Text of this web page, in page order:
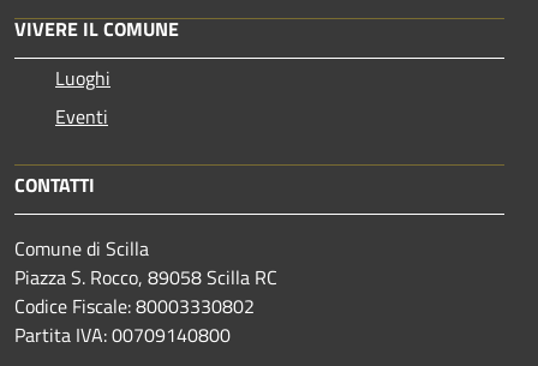
VIVERE IL COMUNE
Luoghi
Eventi
CONTATTI
Comune di Scilla
Piazza S. Rocco, 89058 Scilla RC
Codice Fiscale: 80003330802
Partita IVA: 00709140800